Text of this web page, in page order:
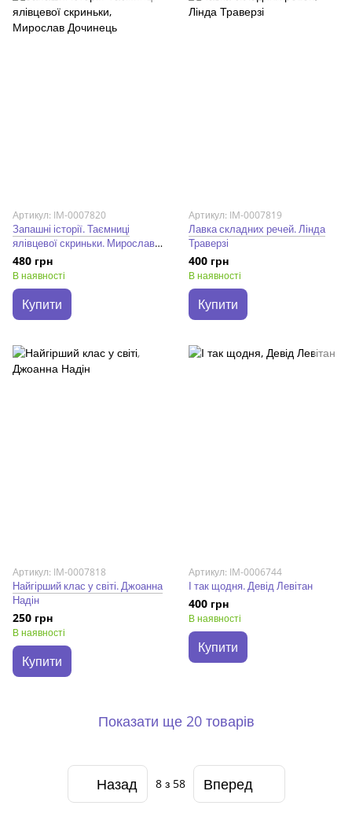
Артикул: IM-0007820
Запашні історії. Таємниці
ялівцевої скриньки. Мирослав
Дочинець
480 грн
В наявності
Купити
Артикул: IM-0007819
Лавка складних речей. Лінда
Траверзі
400 грн
В наявності
Купити
Артикул: IM-0007818
Найгірший клас у світі. Джоанна
Надін
250 грн
В наявності
Купити
Артикул: IM-0006744
І так щодня. Девід Левітан
400 грн
В наявності
Купити
Показати ще 20 товарів
Назад 8з 58 Вперед